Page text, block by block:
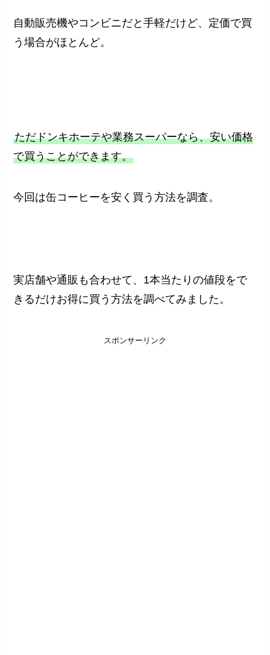
自動販売機やコンビニだと手軽だけど、定価で買
う場合がほとんど。
ただドンキホーテや業務スーパーなら、安い価格
で買うことができます。
今回は缶コーヒーを安く買う方法を調査。
実店舗や通販も合わせて、1本当たりの値段をで
きるだけお得に買う方法を調べてみました。
スポンサーリンク